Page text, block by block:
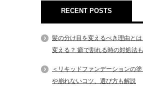
RECENT POSTS
髪の分け目を変えるべき理由と
変える？ 癖で割れる時の対処法
＜リキッドファンデーションの
や崩れないコツ、選び方も解説